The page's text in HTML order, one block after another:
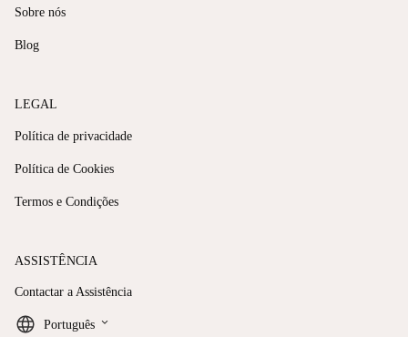
Sobre nós
Blog
LEGAL
Política de privacidade
Política de Cookies
Termos e Condições
ASSISTÊNCIA
Contactar a Assistência
Português keyboard_arrow_down